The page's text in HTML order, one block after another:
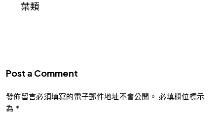
葉類
Post a Comment
發佈留言必須填寫的電子郵件地址不會公開。 必填欄位標示
為 *